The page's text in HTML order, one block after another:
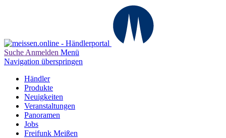
Suche Anmelden Menü
Navigation überspringen
Händler
Produkte
Neuigkeiten
Veranstaltungen
Panoramen
Jobs
Freifunk Meißen